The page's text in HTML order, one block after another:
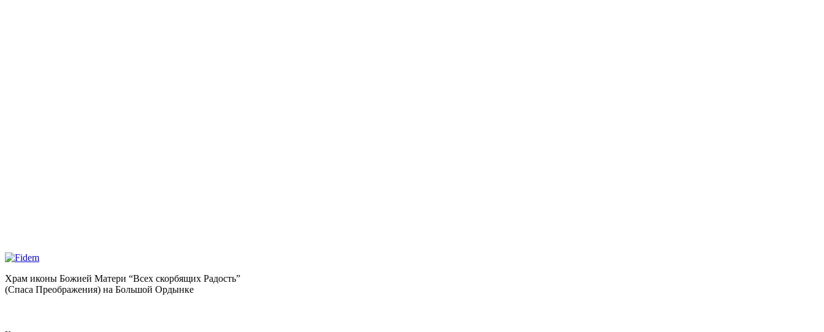
Храм иконы Божией Матери “Всех скорбящих Радость”
(Спаса Преображения) на Большой Ордынке